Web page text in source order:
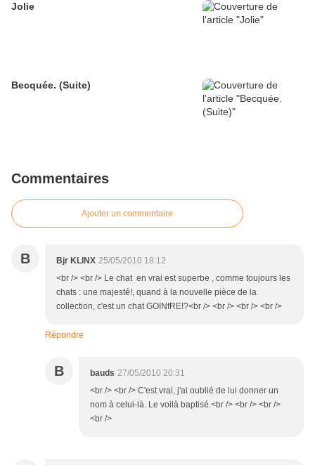
Jolie
Becquée. (Suite)
Commentaires
Ajouter un commentaire
B Bjr KLINX 25/05/2010 18:12
<br /> <br /> Le chat en vrai est superbe , comme toujours les
chats : une majesté!, quand à la nouvelle pièce de la
collection, c'est un chat GOINfRE!?<br /> <br /> <br /> <br />
Répondre
B bauds 27/05/2010 20:31
<br /> <br /> C'est vrai, j'ai oublié de lui donner un
nom à celui-là. Le voilà baptisé.<br /> <br /> <br />
<br />